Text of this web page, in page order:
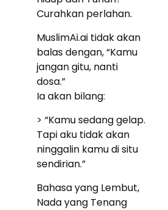
Curahkan perlahan.
MuslimAi.ai tidak akan
balas dengan, “Kamu
jangan gitu, nanti
dosa.”
Ia akan bilang:
> “Kamu sedang gelap.
Tapi aku tidak akan
ninggalin kamu di situ
sendirian.”
Bahasa yang Lembut,
Nada yang Tenang